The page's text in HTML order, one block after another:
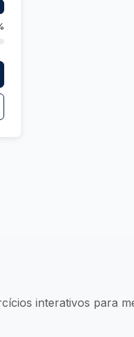
interativos para